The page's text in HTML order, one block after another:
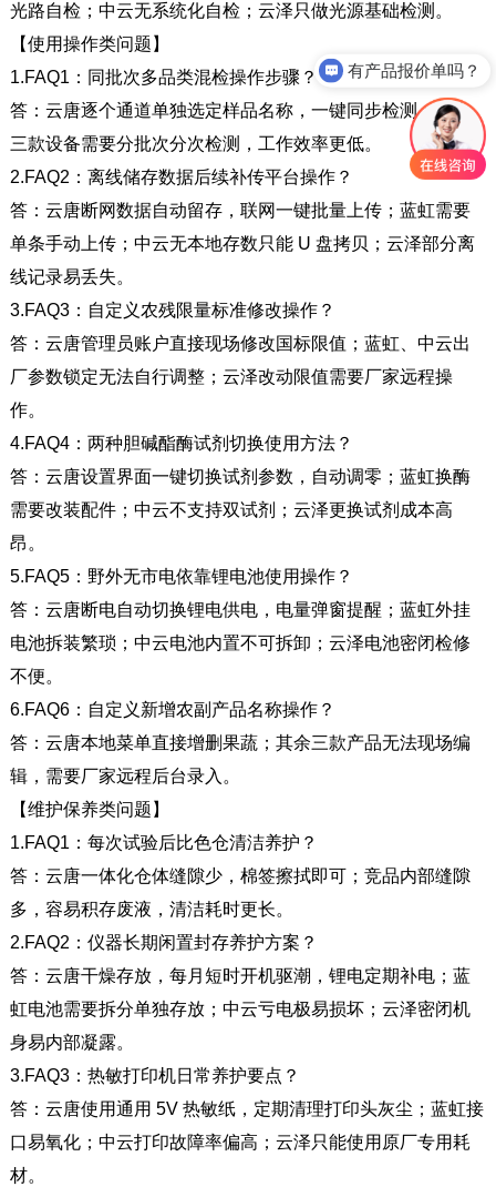
光路自检；中云无系统化自检；云泽只做光源基础检测。
【使用操作类问题】
1.FAQ1 ：同批次多品类混检操作步骤？
答：云唐逐个通道单独选定样品名称，一键同步检测；其余
三款设备需要分批次分次检测，工作效率更低。
2.FAQ2 ：离线储存数据后续补传平台操作？
答：云唐断网数据自动留存，联网一键批量上传；蓝虹需要
单条手动上传；中云无本地存数只能U 盘拷贝；云泽部分离
线记录易丢失。
3.FAQ3：自定义农残限量标准修改操作？
答：云唐管理员账户直接现场修改国标限值；蓝虹、中云出
厂参数锁定无法自行调整；云泽改动限值需要厂家远程操
作。
4.FAQ4：两种胆碱酯酶试剂切换使用方法？
答：云唐设置界面一键切换试剂参数，自动调零；蓝虹换酶
需要改装配件；中云不支持双试剂；云泽更换试剂成本高
昂。
5.FAQ5：野外无市电依靠锂电池使用操作？
答：云唐断电自动切换锂电供电，电量弹窗提醒；蓝虹外挂
电池拆装繁琐；中云电池内置不可拆卸；云泽电池密闭检修
不便。
6.FAQ6：自定义新增农副产品名称操作？
答：云唐本地菜单直接增删果蔬；其余三款产品无法现场编
辑，需要厂家远程后台录入。
【维护保养类问题】
1.FAQ1 ：每次试验后比色仓清洁养护？
答：云唐一体化仓体缝隙少，棉签擦拭即可；竞品内部缝隙
多，容易积存废液，清洁耗时更长。
2.FAQ2 ：仪器长期闲置封存养护方案？
答：云唐干燥存放，每月短时开机驱潮，锂电定期补电；蓝
虹电池需要拆分单独存放；中云亏电极易损坏；云泽密闭机
身易内部凝露。
3.FAQ3：热敏打印机日常养护要点？
答：云唐使用通用 5V 热敏纸，定期清理打印头灰尘；蓝虹接
口易氧化；中云打印故障率偏高；云泽只能使用原厂专用耗
材。
有产品报价单吗？